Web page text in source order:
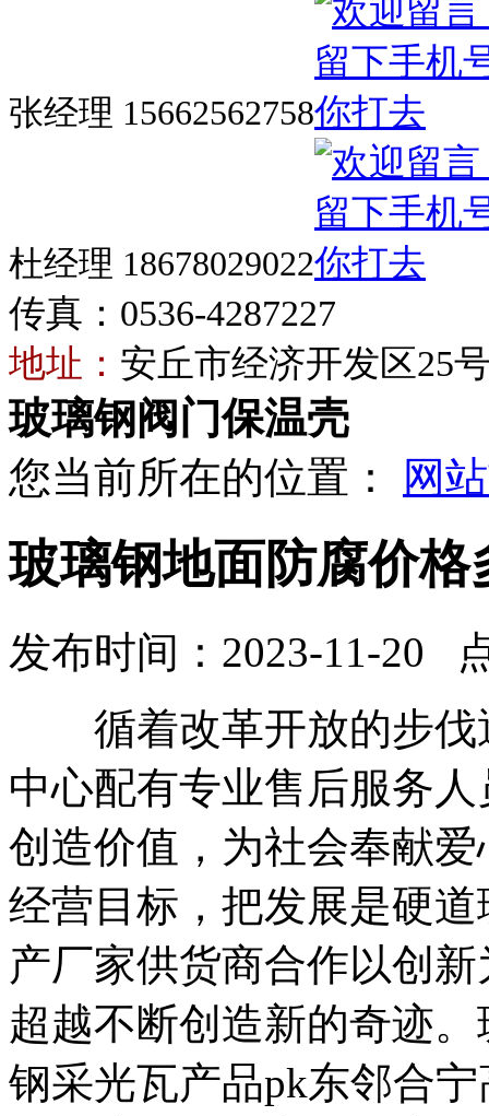
张经理 15662562758
杜经理 18678029022
传真：0536-4287227
地址： 安丘市经济开发区25
玻璃钢阀门保温壳
您当前所在的位置：
网
玻璃钢地面防腐价格
发布时间：2023-11-20
循着改革开放的步伐
中心配有专业售后服务
创造价值，为社会奉献
经营目标，把发展是硬
产厂家供货商合作以创
超越不断创造新的奇迹
钢采光瓦产品pk东邻合